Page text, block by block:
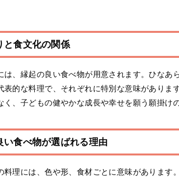
と食文化の関係
は、縁起の良い食べ物が用意されます。ひなあ
表的な料理で、それぞれに特別な意味がありま
く、子どもの健やかな成長や幸せを願う願掛け
い食べ物が選ばれる理由
料理には、色や形、食材ごとに意味があります